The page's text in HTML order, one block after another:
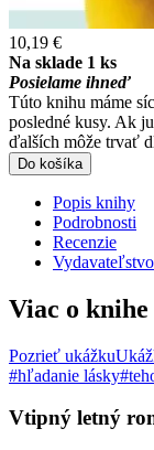
10,19 €
Na sklade 1 ks
Posielame ihneď
Túto knihu máme
posledné kusy. Ak
ďalších môže trvať
Do košíka
Popis knihy
Podrobnosti
Recenzie
Vydavateľstvo
Viac o knihe
Pozrieť ukážku
#hľadanie lásky
Vtipný letný